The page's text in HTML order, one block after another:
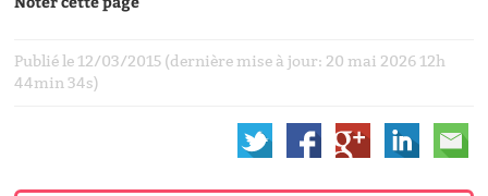
Publié le 12/03/2015 (dernière mise à jour: 20 mai 2026 12h
44min 34s)